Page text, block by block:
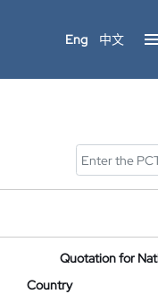
Eng 中文
Quotation for
Country